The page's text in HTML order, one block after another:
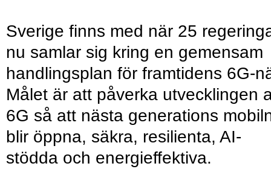
Sverige finns med när 25
nu samlar sig kring en gemensam
handlingsplan för framtidens 6G-
Målet är att påverka utvecklingen
6G så att nästa generations
blir öppna, säkra, resilienta, AI-
stödda och energieffektiva.